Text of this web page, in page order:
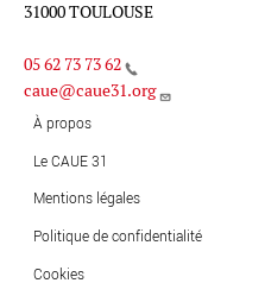
31000 TOULOUSE
05 62 73 73 62
caue@caue31.org
MENU PIED DE PAGE
À propos
Le CAUE 31
Mentions légales
Politique de confidentialité
Cookies